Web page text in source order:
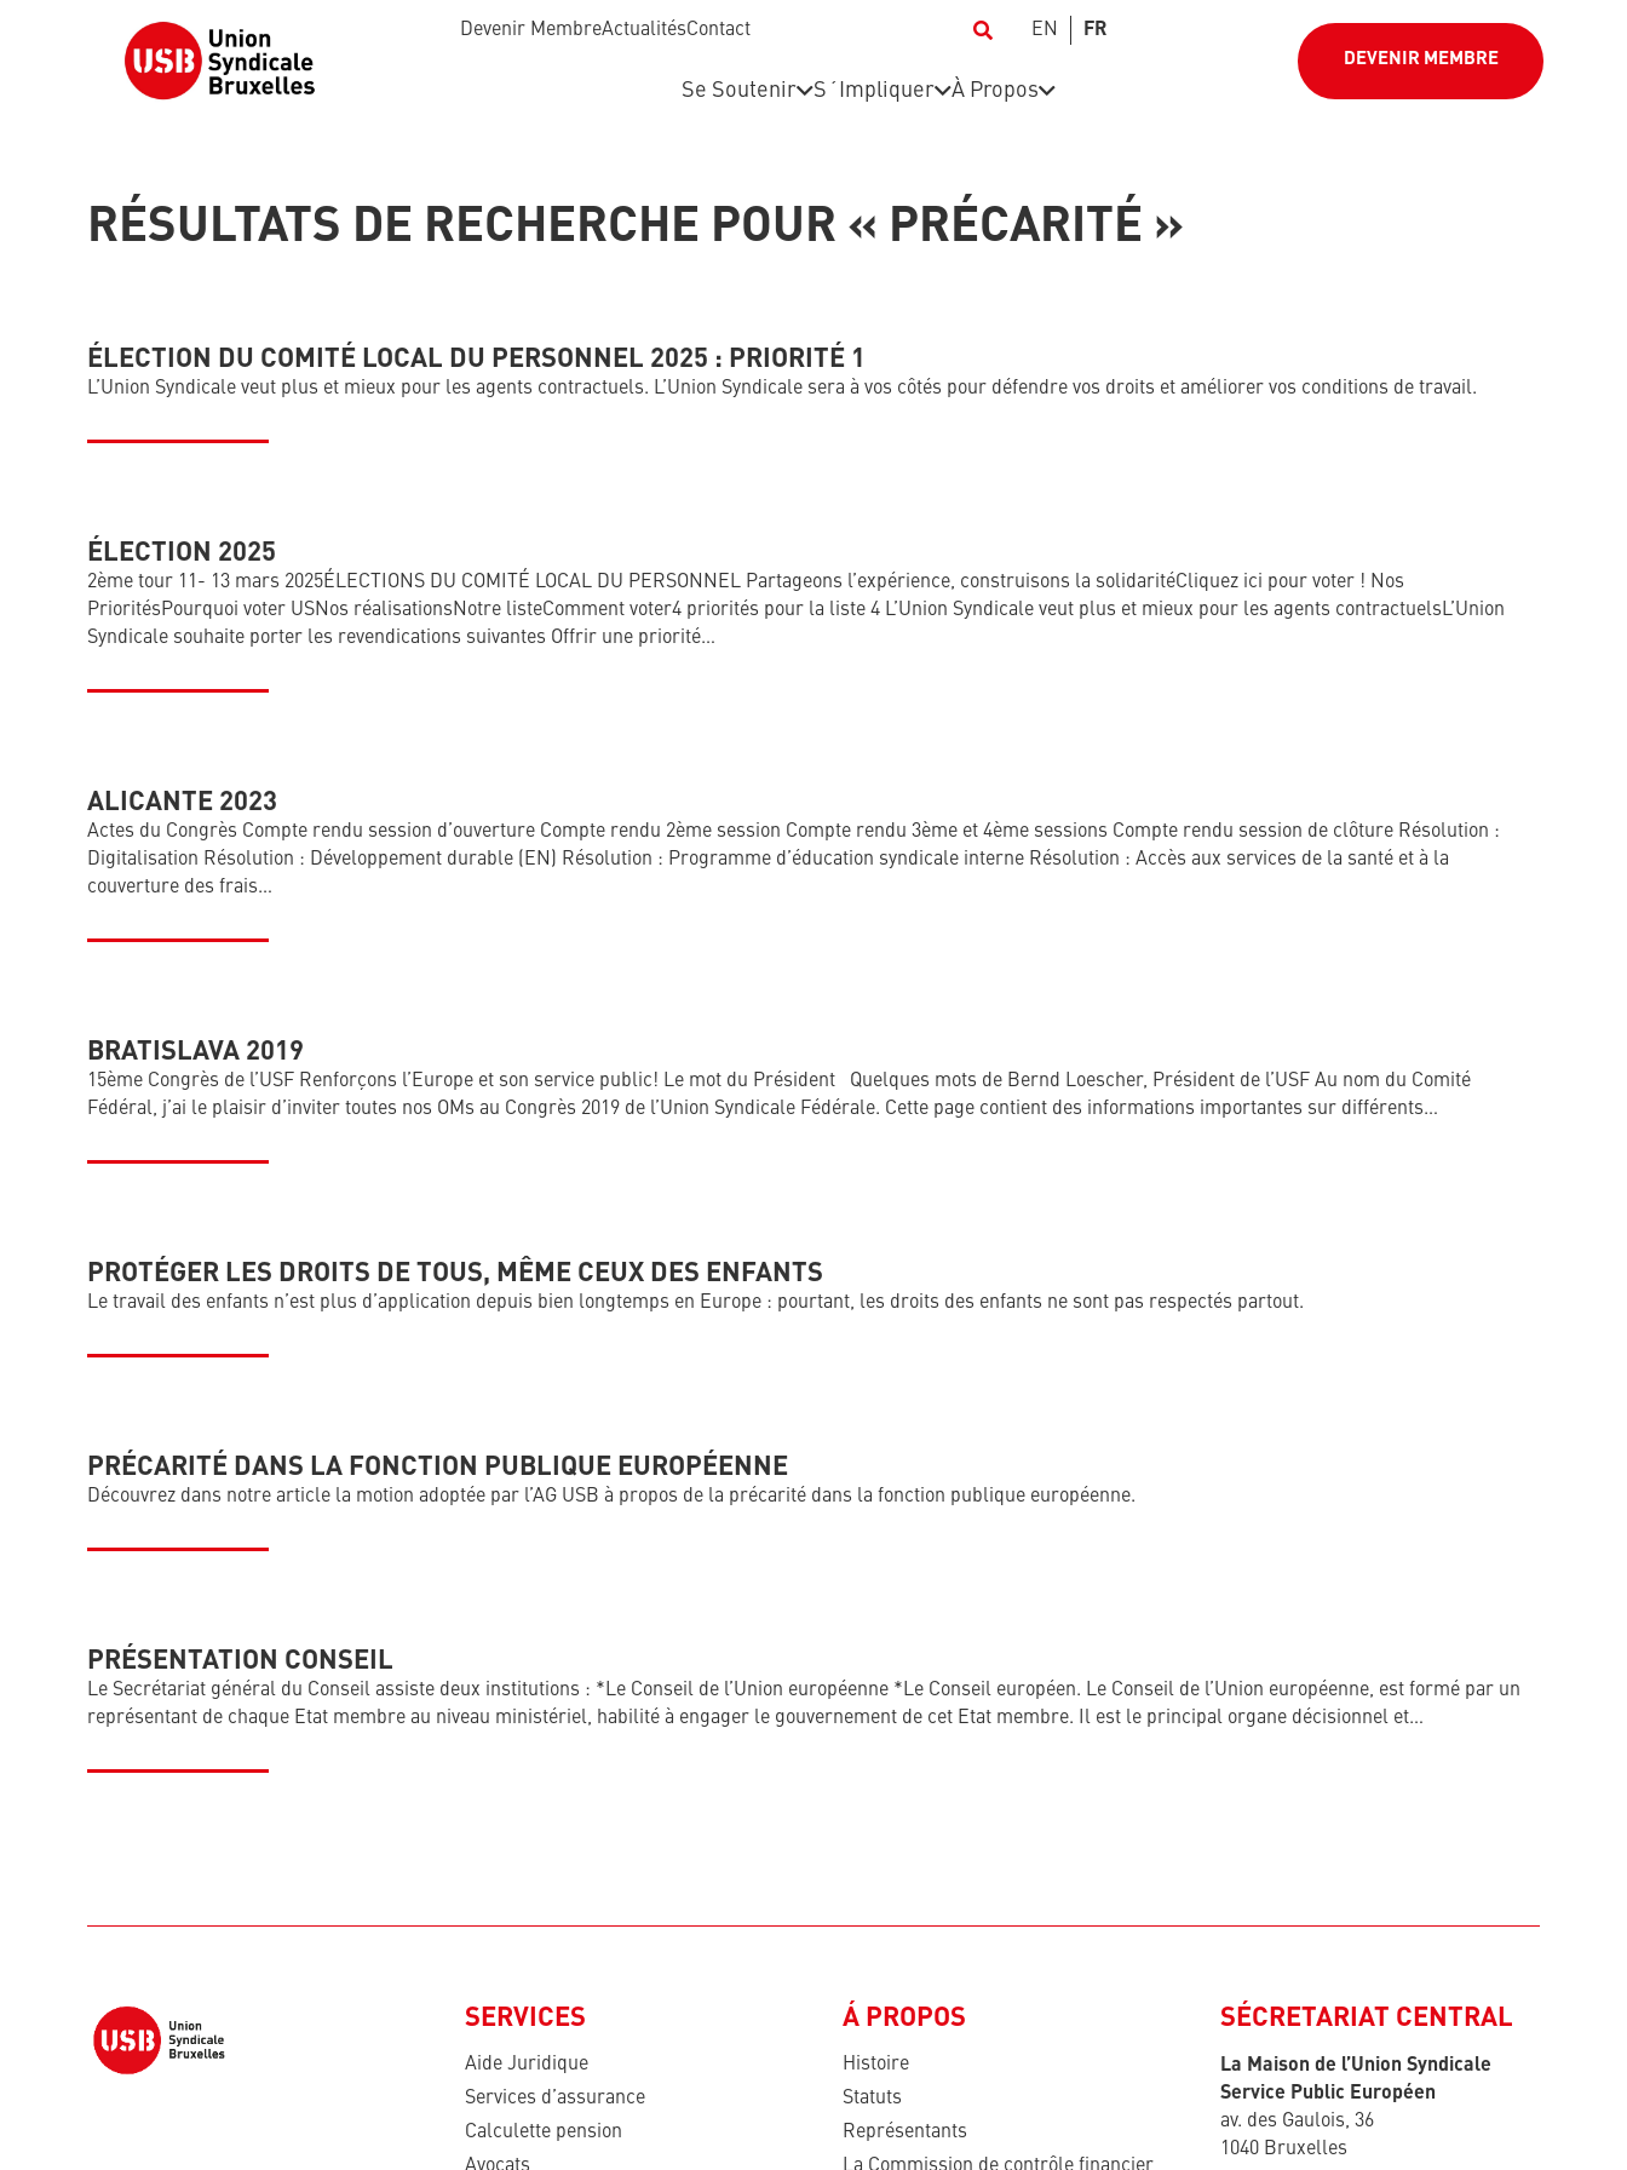
Devenir MembreActualitésContact EN FR
Se Soutenir S´Impliquer À Propos
DEVENIR MEMBRE
RÉSULTATS DE RECHERCHE POUR « PRÉCARITÉ »
ÉLECTION DU COMITÉ LOCAL DU PERSONNEL 2025 : PRIORITÉ 1
L’Union Syndicale veut plus et mieux pour les agents contractuels. L’Union Syndicale sera à vos côtés pour défendre vos droits et améliorer vos conditions de travail.
ÉLECTION 2025
2ème tour 11- 13 mars 2025ÉLECTIONS DU COMITÉ LOCAL DU PERSONNEL Partageons l’expérience, construisons la solidaritéCliquez ici pour voter ! Nos
PrioritésPourquoi voter USNos réalisationsNotre listeComment voter4 priorités pour la liste 4 L’Union Syndicale veut plus et mieux pour les agents contractuelsL’Union
Syndicale souhaite porter les revendications suivantes Offrir une priorité…
ALICANTE 2023
Actes du Congrès Compte rendu session d’ouverture Compte rendu 2ème session Compte rendu 3ème et 4ème sessions Compte rendu session de clôture Résolution :
Digitalisation Résolution : Développement durable (EN) Résolution : Programme d’éducation syndicale interne Résolution : Accès aux services de la santé et à la
couverture des frais…
BRATISLAVA 2019
15ème Congrès de l’USF Renforçons l’Europe et son service public! Le mot du Président Quelques mots de Bernd Loescher, Président de l’USF Au nom du Comité
Fédéral, j’ai le plaisir d’inviter toutes nos OMs au Congrès 2019 de l’Union Syndicale Fédérale. Cette page contient des informations importantes sur différents…
PROTÉGER LES DROITS DE TOUS, MÊME CEUX DES ENFANTS
Le travail des enfants n’est plus d’application depuis bien longtemps en Europe : pourtant, les droits des enfants ne sont pas respectés partout.
PRÉCARITÉ DANS LA FONCTION PUBLIQUE EUROPÉENNE
Découvrez dans notre article la motion adoptée par l’AG USB à propos de la précarité dans la fonction publique européenne.
PRÉSENTATION CONSEIL
Le Secrétariat général du Conseil assiste deux institutions : *Le Conseil de l’Union européenne *Le Conseil européen. Le Conseil de l’Union européenne, est formé par un
représentant de chaque Etat membre au niveau ministériel, habilité à engager le gouvernement de cet Etat membre. Il est le principal organe décisionnel et…
SERVICES
Aide Juridique
Services d’assurance
Calculette pension
Á PROPOS
Histoire
Statuts
Représentants
SÉCRETARIAT CENTRAL
La Maison de l’Union Syndicale
Service Public Européen
av. des Gaulois, 36
1040 Bruxelles